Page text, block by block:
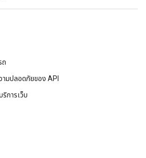
ถ
มปลอดภัยของ API
การเว็บ